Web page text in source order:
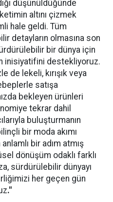
düşünüldüğünde
altını çizmek
hale geldi. Tüm
detayların olmasına son
bir dünya için
inisiyatifini destekliyoruz.
de lekeli, kırışık veya
satışa
bekleyen ürünleri
tekrar dahil
buluşturmanın
bir moda akımı
bir adım atmış
dönüşüm odaklı farklı
sürdürülebilir dünyayı
her geçen gün
."